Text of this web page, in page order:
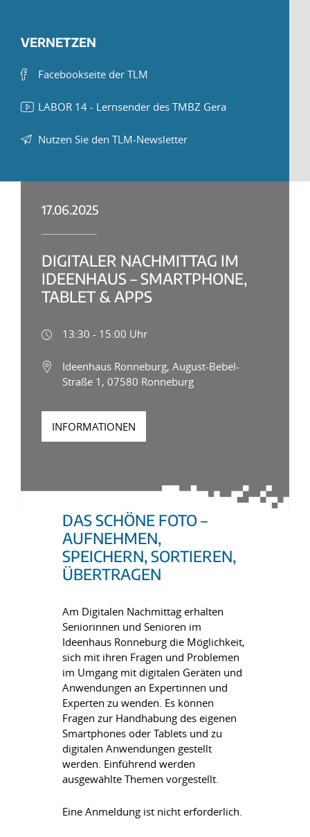
VERNETZEN
Facebookseite der TLM
LABOR 14 - Lernsender des TMBZ Gera
Nutzen Sie den TLM-Newsletter
17.06.2025
DIGITALER NACHMITTAG IM
IDEENHAUS – SMARTPHONE,
TABLET & APPS
13:30 - 15:00 Uhr
Ideenhaus Ronneburg, August-Bebel-
Straße 1, 07580 Ronneburg
INFORMATIONEN
DAS SCHÖNE FOTO –
AUFNEHMEN,
SPEICHERN, SORTIEREN,
ÜBERTRAGEN
Am Digitalen Nachmittag erhalten
Seniorinnen und Senioren im
Ideenhaus Ronneburg die Möglichkeit,
sich mit ihren Fragen und Problemen
im Umgang mit digitalen Geräten und
Anwendungen an Expertinnen und
Experten zu wenden. Es können
Fragen zur Handhabung des eigenen
Smartphones oder Tablets und zu
digitalen Anwendungen gestellt
werden. Einführend werden
ausgewählte Themen vorgestellt.
Eine Anmeldung ist nicht erforderlich.